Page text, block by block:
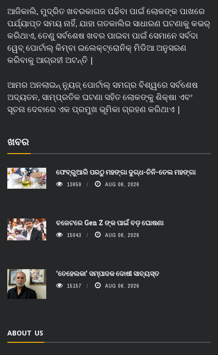
ଆଜିକାଲି, ମୁଦ୍ରିତ ଖବରକାଗଜ ପଢିବା ପାଇଁ ଲୋକଙ୍କ ପାଖରେ
ପର୍ଯ୍ୟାପ୍ତ ସମୟ ନାହିଁ, ଯାହା ଗତକାଲିର ସାଧାରଣ ଘଟଣାକୁ କଭର୍
କରିଥାଏ, ତେଣୁ ସର୍ବଶେଷ ଖବର ପାଇବା ପାଇଁ ସେମାନେ ସର୍ବଦା
ୱେବ୍ ପୋର୍ଟାଲ୍ କିମ୍ବା ଇଲେକ୍ଟ୍ରୋନିକ୍ ମିଡିଆ ଅନୁସରଣ
କରିବାକୁ ଆଗ୍ରହୀ ଅଟନ୍ତି |
ଆମର ଅନଲାଇନ୍ ନ୍ୟୁଜ୍ ପୋର୍ଟାଲ୍ ସମଗ୍ର ବିଶ୍ୱରେ ସର୍ବଶେଷ
ଅଦ୍ୟତନ, ସାମ୍ପ୍ରତିକ ଘଟଣା ସହିତ ଲୋକଙ୍କୁ ଶିକ୍ଷା ଏବଂ
ସୂଚନା ଦେବାରେ ଏକ ପ୍ରମୁଖ ଭୂମିକା ଗ୍ରହଣ କରିଥାଏ |
ଖବର
ଫେବ୍ରୁଆରି ପରଠୁ ମହଙ୍ଗା ଦୁଗ୍ଧ-ଚିନି-ତେଲ ମହଙ୍ଗା
13659 AUG 06, 2026
ବଜେଟରେ Gen Z ଙ୍କ ପାଇଁ ବଡ଼ ଘୋଷଣା
15043 AUG 06, 2026
‘ତେହେଲକା’ ସମ୍ପାଦକ ଦୋଷୀ ସାବ୍ୟସ୍ତ
15157 AUG 06, 2026
ABOUT US